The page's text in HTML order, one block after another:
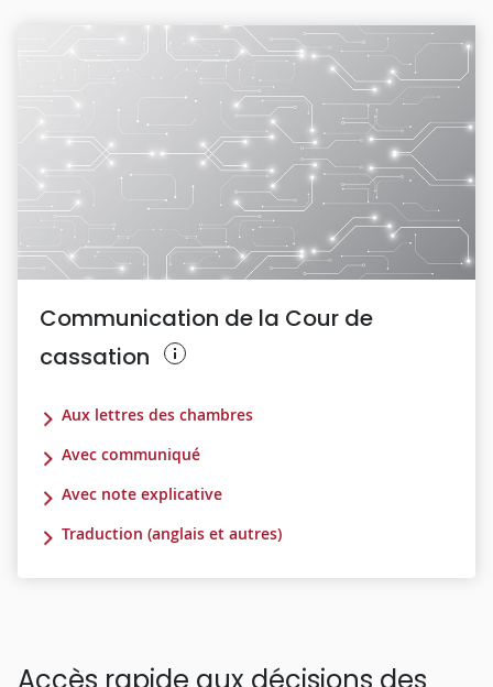
Communication de la Cour de
cassation
Aux lettres des chambres
Avec communiqué
Avec note explicative
Traduction (anglais et autres)
Accès rapide aux décisions des